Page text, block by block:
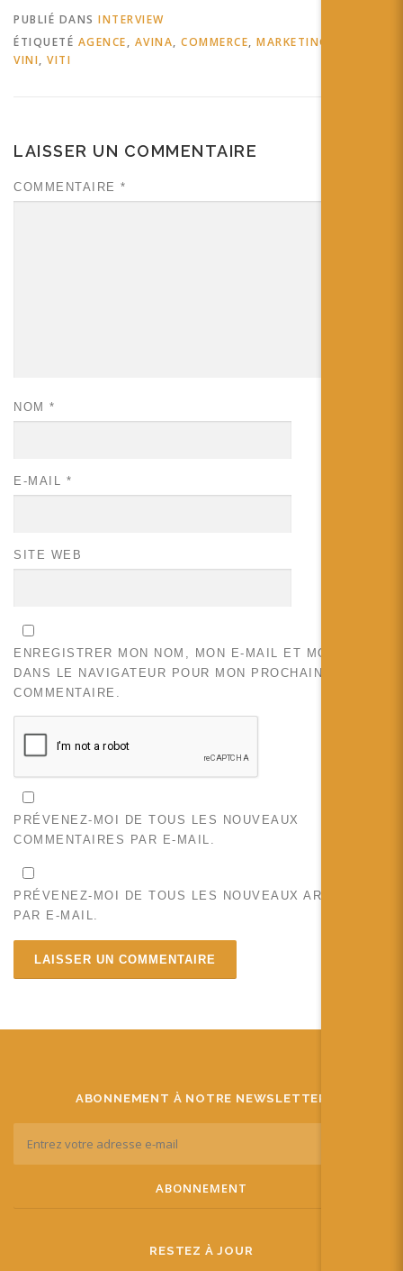
PUBLIÉ DANS INTERVIEW
ÉTIQUETÉ AGENCE, AVINA, COMMERCE, MARKETING
VINI, VITI
LAISSER UN COMMENTAIRE
COMMENTAIRE *
NOM *
E-MAIL *
SITE WEB
ENREGISTRER MON NOM, MON E-MAIL ET MON SITE
DANS LE NAVIGATEUR POUR MON PROCHAIN
COMMENTAIRE.
PRÉVENEZ-MOI DE TOUS LES NOUVEAUX
COMMENTAIRES PAR E-MAIL.
PRÉVENEZ-MOI DE TOUS LES NOUVEAUX ARTICLES
PAR E-MAIL.
ABONNEMENT À NOTRE NEWSLETTER
RESTEZ À JOUR